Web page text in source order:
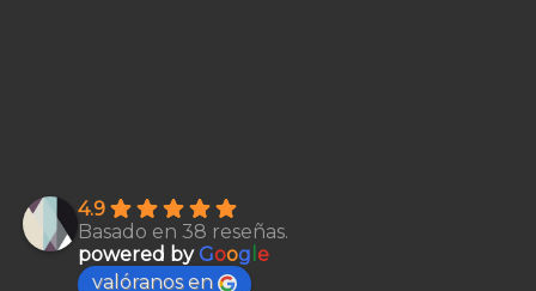
4.9
Basado en 38 reseñas.
powered byGoog e
valóranos en